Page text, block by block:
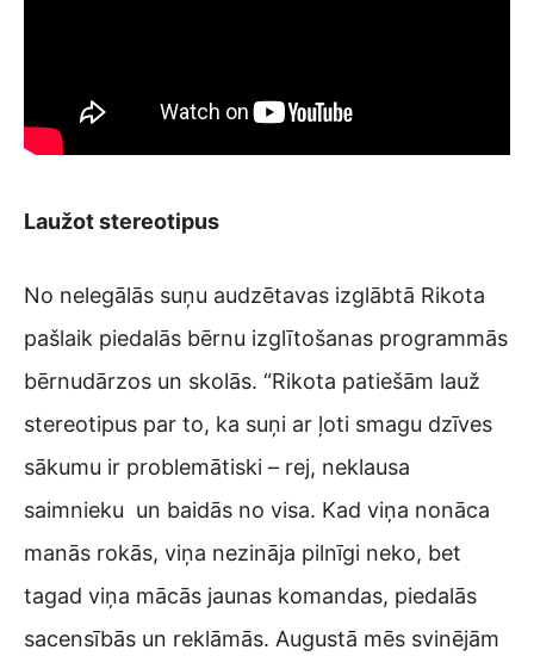
Laužot stereotipus
No nelegālās suņu audzētavas izglābtā Rikota
pašlaik piedalās bērnu izglītošanas programmās
bērnudārzos un skolās. “Rikota patiešām lauž
stereotipus par to, ka suņi ar ļoti smagu dzīves
sākumu ir problemātiski – rej, neklausa
saimnieku un baidās no visa. Kad viņa nonāca
manās rokās, viņa nezināja pilnīgi neko, bet
tagad viņa mācās jaunas komandas, piedalās
sacensībās un reklāmās. Augustā mēs svinējām